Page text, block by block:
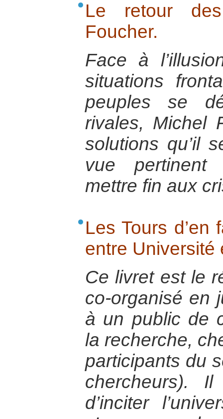
Le retour
Foucher.
Face à
situations
peuples se
rivales, Michel
solutions qu’il
vue pertinent
mettre fin aux
Les Tours
entre Université
Ce livret est le
co-organisé en
à un public de
la recherche,
participants du
chercheurs).
d’inciter